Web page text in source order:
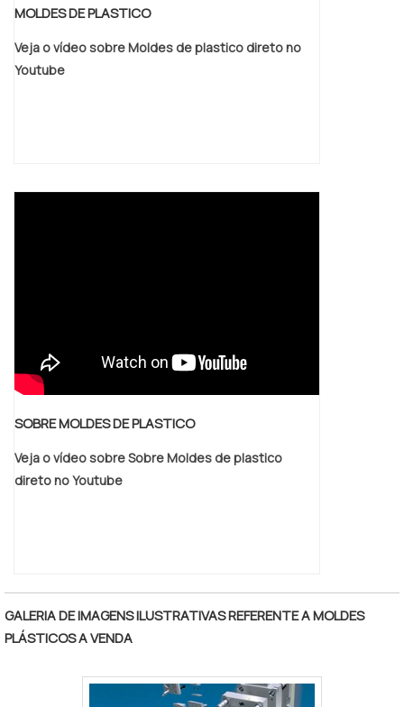
MOLDES DE PLASTICO
Veja o vídeo sobre Moldes de plastico direto no
Youtube
SOBRE MOLDES DE PLASTICO
Veja o vídeo sobre Sobre Moldes de plastico
direto no Youtube
GALERIA DE IMAGENS ILUSTRATIVAS REFERENTE A MOLDES
PLÁSTICOS A VENDA